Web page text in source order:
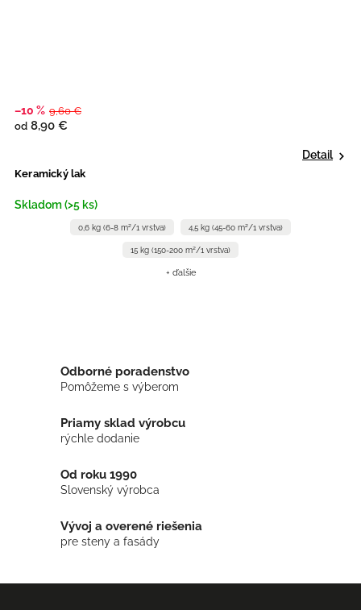
Keramický lak
Skladom (>5 ks)
–10 % 9,60 €
od 8,90 €
Detail
0,6 kg (6-8 m²/1 vrstva) 4,5 kg (45-60 m²/1 vrstva)
15 kg (150-200 m²/1 vrstva)
+ ďalšie
Odborné poradenstvo
Pomôžeme s výberom
Priamy sklad výrobcu
rýchle dodanie
Od roku 1990
Slovenský výrobca
Vývoj a overené riešenia
pre steny a fasády